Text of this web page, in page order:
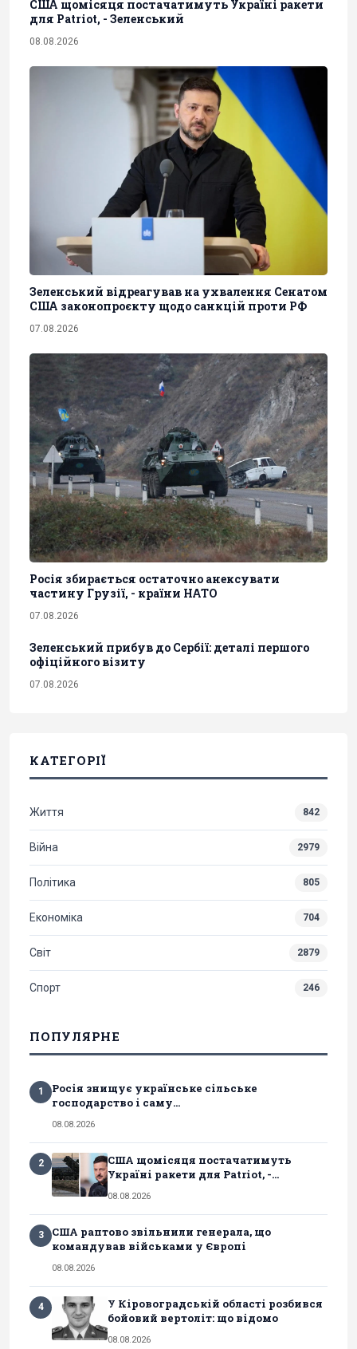
США щомісяця постачатимуть Україні ракети
для Patriot, - Зеленський
08.08.2026
Зеленський відреагував на ухвалення Сенатом
США законопроєкту щодо санкцій проти РФ
07.08.2026
Росія збирається остаточно анексувати
частину Грузії, - країни НАТО
07.08.2026
Зеленський прибув до Сербії: деталі першого
офіційного візиту
07.08.2026
КАТЕГОРІЇ
Життя 842
Війна 2979
Політика 805
Економіка 704
Світ 2879
Спорт 246
ПОПУЛЯРНЕ
1
Росія знищує українське сільське
господарство і саму...
08.08.2026
2
США щомісяця постачатимуть
Україні ракети для Patriot, -...
08.08.2026
3
США раптово звільнили генерала, що
командував військами у Європі
08.08.2026
4
У Кіровоградській області розбився
бойовий вертоліт: що відомо
08.08.2026